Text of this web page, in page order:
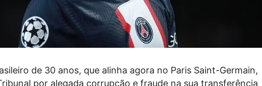
de 30 anos, que alinha agora no Paris Saint-Germain,
por alegada corrupção e fraude na sua transferência